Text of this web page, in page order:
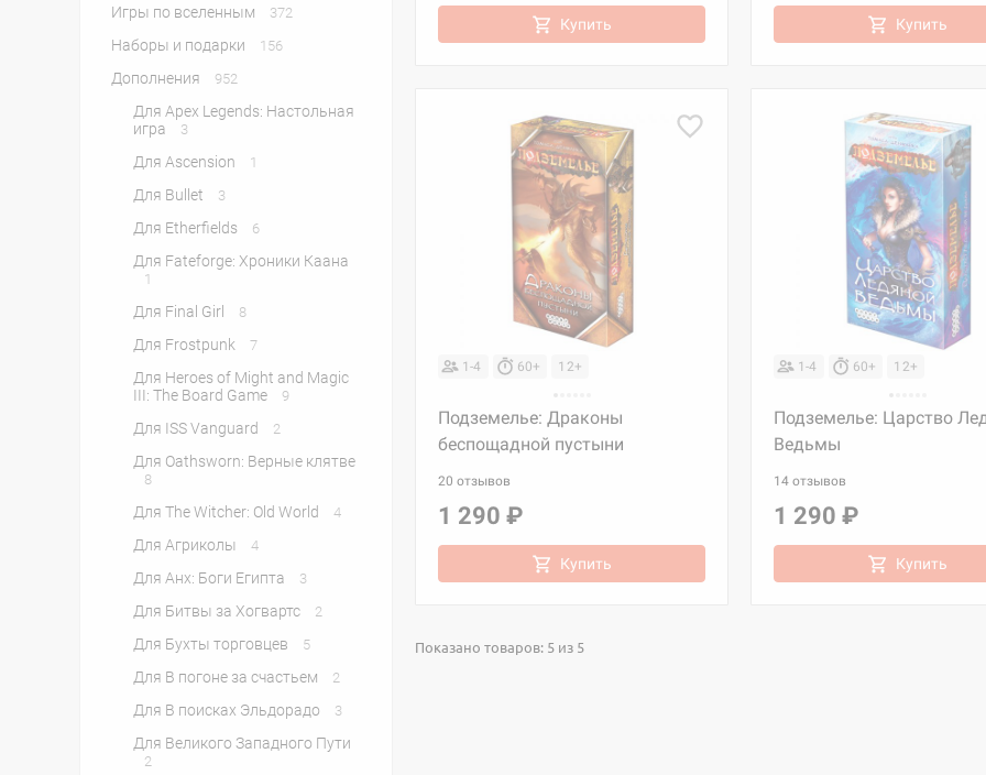
Игры по вселенным 372
Наборы и подарки 156
Дополнения 952
Для Apex Legends: Настольная
игра
3
Для Ascension 1
Для Bullet 3
Для Etherfields 6
Для Fateforge: Хроники Каана
1
Для Final Girl 8
Для Frostpunk 7
Для Heroes of Might and Magic
III: The Board Game
9
Для ISS Vanguard 2
Для Oathsworn: Верные клятве
8
Для The Witcher: Old World 4
Для Агриколы 4
Для Анх: Боги Египта 3
Для Битвы за Хогвартс 2
Для Бухты торговцев 5
Для В погоне за счастьем 2
Для В поисках Эльдорадо 3
Для Великого Западного Пути
2
Купить Купить
1-4 60+ 12+
Подземелье: Драконы
беспощадной пустыни
20 отзывов
1 290 ₽
Купить
1-4 60+ 12+
Подземелье: Царство
Ведьмы
14 отзывов
1 290 ₽
Купить
Показано товаров: 5 из 5